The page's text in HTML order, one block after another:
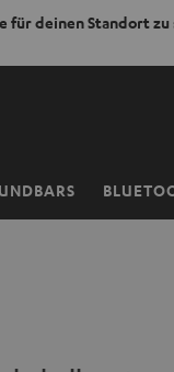
für deinen Standort zu